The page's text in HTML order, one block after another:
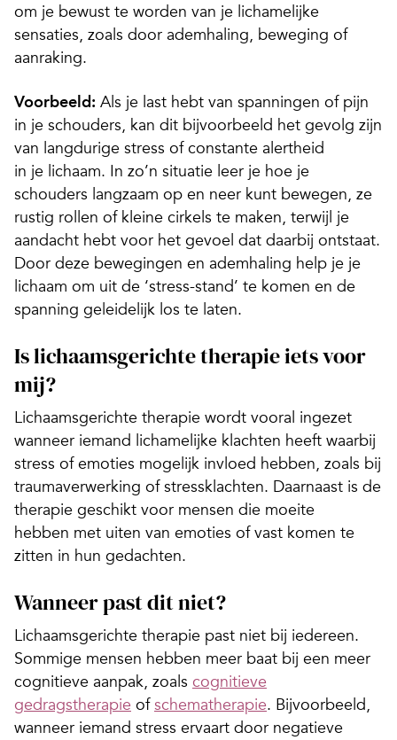
om je bewust te worden van je lichamelijke
sensaties, zoals door ademhaling, beweging of
aanraking.
Voorbeeld: Als je last hebt van spanningen of pijn
in je schouders, kan dit bijvoorbeeld het gevolg zijn
van langdurige stress of constante alertheid
in je lichaam. In zo’n situatie leer je hoe je
schouders langzaam op en neer kunt bewegen, ze
rustig rollen of kleine cirkels te maken, terwijl je
aandacht hebt voor het gevoel dat daarbij ontstaat.
Door deze bewegingen en ademhaling help je je
lichaam om uit de ‘stress-stand’ te komen en de
spanning geleidelijk los te laten.
Is lichaamsgerichte therapie iets voor
mij?
Lichaamsgerichte therapie wordt vooral ingezet
wanneer iemand lichamelijke klachten heeft waarbij
stress of emoties mogelijk invloed hebben, zoals bij
traumaverwerking of stressklachten. Daarnaast is de
therapie geschikt voor mensen die moeite
hebben met uiten van emoties of vast komen te
zitten in hun gedachten.
Wanneer past dit niet?
Lichaamsgerichte therapie past niet bij iedereen.
Sommige mensen hebben meer baat bij een meer
cognitieve aanpak, zoals cognitieve
gedragstherapie ofschematherapie. Bijvoorbeeld,
wanneer iemand stress ervaart door negatieve